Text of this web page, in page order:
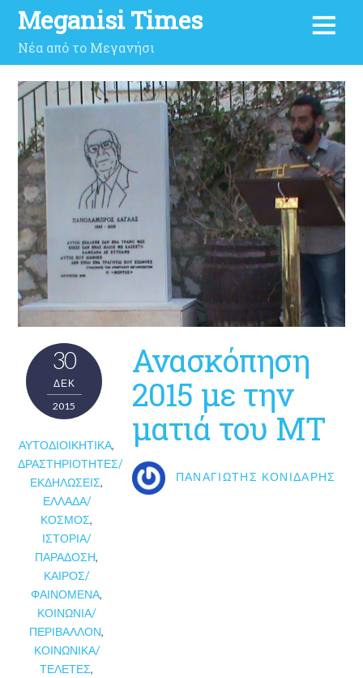
Meganisi Times
Νέα από το Μεγανήσι
30
ΔΕΚ
2015
ΑΥΤΟΔΙΟΙΚΗΤΙΚΆ,
ΔΡΑΣΤΗΡΙΌΤΗΤΕΣ/
ΕΚΔΗΛΏΣΕΙΣ,
ΕΛΛΆΔΑ/
ΚΌΣΜΟΣ,
ΙΣΤΟΡΊΑ/
ΠΑΡΆΔΟΣΗ,
ΚΑΙΡΌΣ/
ΦΑΙΝΌΜΕΝΑ,
ΚΟΙΝΩΝΊΑ/
ΠΕΡΙΒΆΛΛΟΝ,
ΚΟΙΝΩΝΙΚΆ/
ΤΕΛΕΤΈΣ,
Ανασκόπηση
2015 με την
ματιά του ΜΤ
ΠΑΝΑΓΙΏΤΗΣ ΚΟΝΙΔΆΡΗΣ